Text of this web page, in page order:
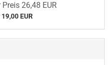
26,48 EUR
EUR